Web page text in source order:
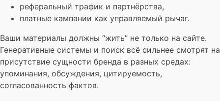
реферальный трафик и партнёрства,
платные кампании как управляемый рычаг.
Ваши материалы должны “жить” не только на сайте.
Генеративные системы и поиск всё сильнее смотрят на
присутствие сущности бренда в разных средах:
упоминания, обсуждения, цитируемость,
согласованность фактов.